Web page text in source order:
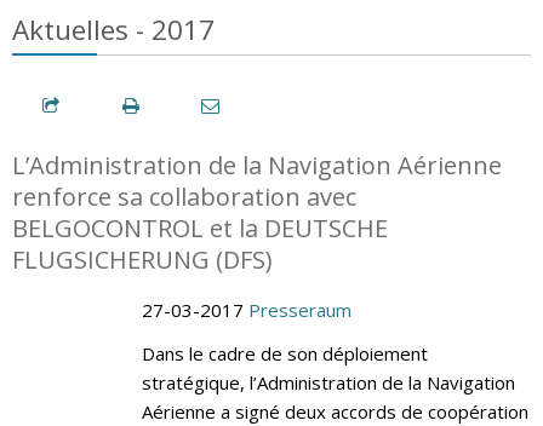
Aktuelles - 2017
L’Administration de la Navigation Aérienne
renforce sa collaboration avec
BELGOCONTROL et la DEUTSCHE
FLUGSICHERUNG (DFS)
27-03-2017 Presseraum
Dans le cadre de son déploiement
stratégique, l’Administration de la Navigation
Aérienne a signé deux accords de coopération